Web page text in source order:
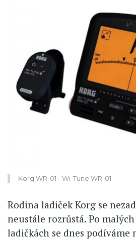
Korg WR-01 - Wi-Tune WR-01
Rodina ladiček Korg se
neustále rozrůstá. Po
ladičkách se dnes podíváme